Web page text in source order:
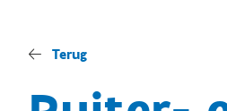
Terug